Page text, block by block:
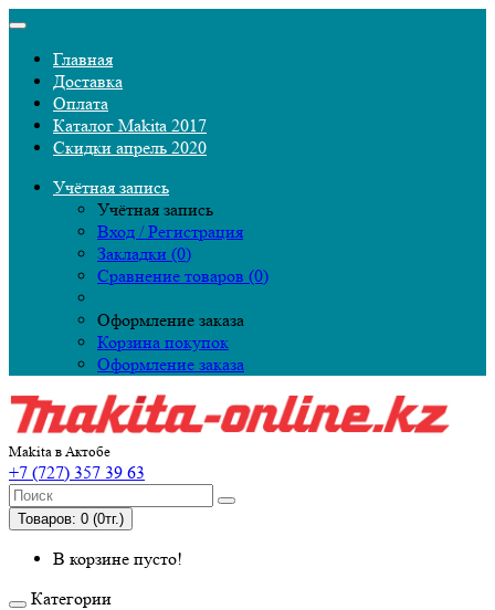
Главная
Доставка
Оплата
Каталог Makita 2017
Скидки апрель 2020
Учётная запись
Учётная запись
Вход / Регистрация
Закладки (0)
Сравнение товаров (0)
Оформление заказа
Корзина покупок
Оформление заказа
Makita в Актобе
+7 (727) 357 39 63
Товаров: 0 (0тг.)
В корзине пусто!
Категории